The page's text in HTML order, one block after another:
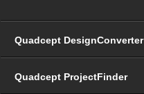
Quadcept DesignConverter
Quadcept ProjectFinder